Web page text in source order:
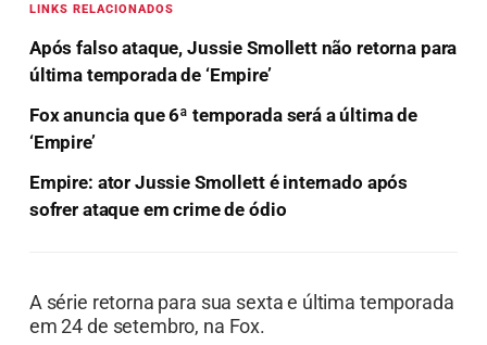
LINKS RELACIONADOS
Após falso ataque, Jussie Smollett não retorna para
última temporada de ‘Empire’
Fox anuncia que 6ª temporada será a última de
‘Empire’
Empire: ator Jussie Smollett é internado após
sofrer ataque em crime de ódio
A série retorna para sua sexta e última temporada
em 24 de setembro, na Fox.